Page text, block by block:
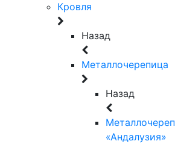
Кровля
Назад
Металлочерепица
Назад
«Андалузия»